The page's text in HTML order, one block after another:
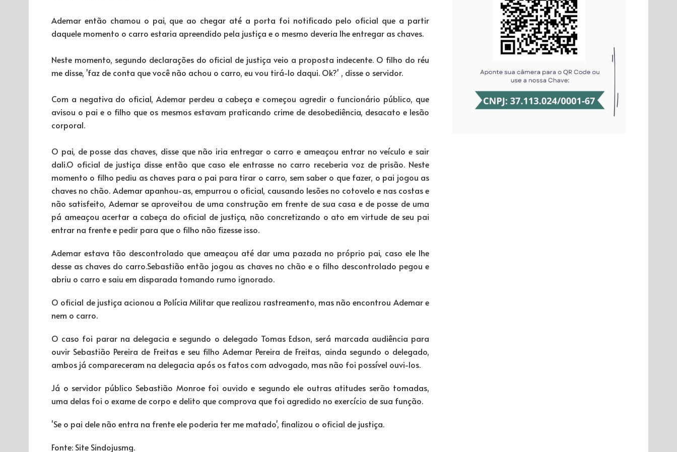
Ademar então chamou o pai, que ao chegar até a porta foi notificado pelo oficial que a partir
daquele momento o carro estaria apreendido pela justiça e o mesmo deveria lhe entregar as chaves.
Neste momento, segundo declarações do oficial de justiça veio a proposta indecente. O filho do réu
me disse, 'faz de conta que você não achou o carro, eu vou tirá-lo daqui. Ok?' , disse o servidor.
Com a negativa do oficial, Ademar perdeu a cabeça e começou agredir o funcionário público, que
avisou o pai e o filho que os mesmos estavam praticando crime de desobediência, desacato e lesão
corporal.
O pai, de posse das chaves, disse que não iria entregar o carro e ameaçou entrar no veículo e sair
dali.O oficial de justiça disse então que caso ele entrasse no carro receberia voz de prisão. Neste
momento o filho pediu as chaves para o pai para tirar o carro, sem saber o que fazer, o pai jogou as
chaves no chão. Ademar apanhou-as, empurrou o oficial, causando lesões no cotovelo e nas costas e
não satisfeito, Ademar se aproveitou de uma construção em frente de sua casa e de posse de uma
pá ameaçou acertar a cabeça do oficial de justiça, não concretizando o ato em virtude de seu pai
entrar na frente e pedir para que o filho não fizesse isso.
Ademar estava tão descontrolado que ameaçou até dar uma pazada no próprio pai, caso ele lhe
desse as chaves do carro.Sebastião então jogou as chaves no chão e o filho descontrolado pegou e
abriu o carro e saiu em disparada tomando rumo ignorado.
O oficial de justiça acionou a Polícia Militar que realizou rastreamento, mas não encontrou Ademar e
nem o carro.
O caso foi parar na delegacia e segundo o delegado Tomas Edson, será marcada audiência para
ouvir Sebastião Pereira de Freitas e seu filho Ademar Pereira de Freitas, ainda segundo o delegado,
ambos já compareceram na delegacia após os fatos com advogado, mas não foi possível ouvi-los.
Já o servidor público Sebastião Monroe foi ouvido e segundo ele outras atitudes serão tomadas,
uma delas foi o exame de corpo e delito que comprova que foi agredido no exercício de sua função.
'Se o pai dele não entra na frente ele poderia ter me matado', finalizou o oficial de justiça.
Fonte: Site Sindojusmg.